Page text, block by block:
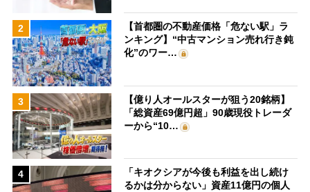
2
【首都圏の不動産価格「危ない駅」ラ
ンキング】“中古マンション売れ行き鈍
化”のワー…
3
【億り人オールスターが狙う20銘柄】
「総資産69億円超」90歳現役トレーダ
ーから“10…
4
「キオクシアが今後も利益を出し続け
るかは分からない」資産11億円の個人